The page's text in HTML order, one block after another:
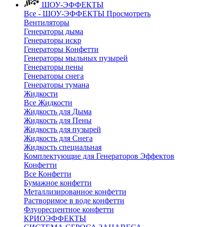
ШОУ-ЭФФЕКТЫ
Все - ШОУ-ЭФФЕКТЫ Просмотреть
Вентиляторы
Генераторы дыма
Генераторы искр
Генераторы Конфетти
Генераторы мыльных пузырей
Генераторы пены
Генераторы снега
Генераторы тумана
Жидкости
Все Жидкости
Жидкость для Дыма
Жидкость для Пены
Жидкость для пузырей
Жидкость для Снега
Жидкость специальная
Комплектующие для Генераторов Эффектов
Конфетти
Все Конфетти
Бумажное конфетти
Металлизированное конфетти
Растворимое в воде конфетти
Флуоресцентное конфетти
КРИОЭФФЕКТЫ